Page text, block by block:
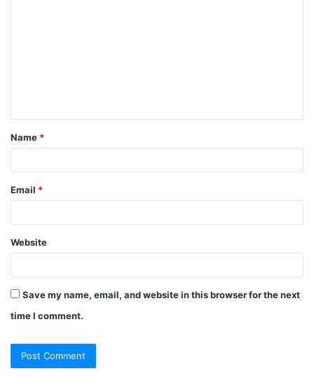
Name *
Email *
Website
Save my name, email, and website in this browser for the next
time I comment.